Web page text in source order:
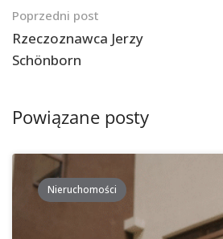
Nawigacja
po
postach
Poprzedni post
Rzeczoznawca Jerzy
Schönborn
Powiązane posty
Nieruchomości